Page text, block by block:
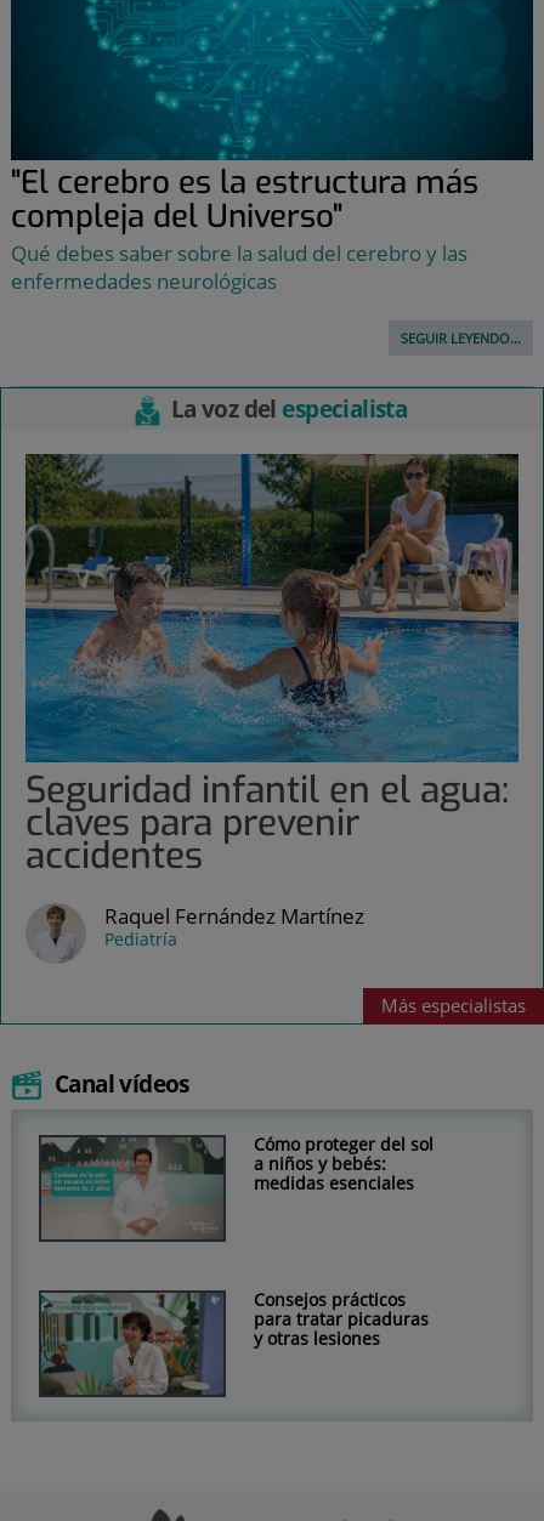
"El cerebro es la estructura más
compleja del Universo"
Qué debes saber sobre la salud del cerebro y las
enfermedades neurológicas
SEGUIR LEYENDO...
La voz del especialista
Seguridad infantil en el agua:
claves para prevenir
accidentes
Raquel Fernández Martínez
Pediatría
Más especialistas
Canal vídeos
Cómo proteger del sol
a niños y bebés:
medidas esenciales
Consejos prácticos
para tratar picaduras
y otras lesiones